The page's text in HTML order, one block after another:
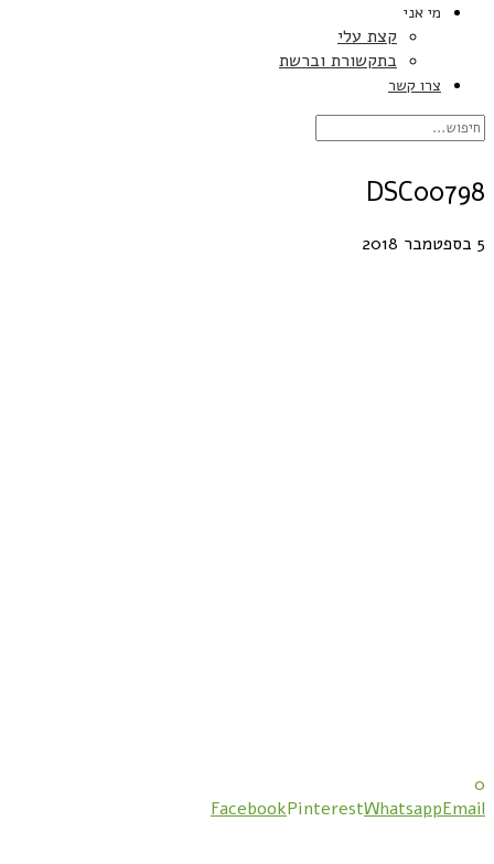
מי אני
קצת עלי
בתקשורת וברשת
צרו קשר
DSC00798
5 בספטמבר 2018
0
FacebookPinterestWhatsappEmail